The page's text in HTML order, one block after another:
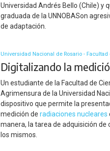
Universidad Andrés Bello (Chile) y
graduada de la UNNOBASon
de adaptación.
Universidad Nacional de Rosario -
Digitalizando la
Un estudiante de la Facultad de
Agrimensura de la Universidad
dispositivo que permite la
medición deradiaciones nucleares
manera, la tarea de adquisición
los mismos.